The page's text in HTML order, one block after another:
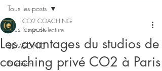
Tous les posts
SLIMSONIC
Nutrition
Tous les posts
Les avantages du studios de
coaching privé CO2 à Paris
CO2 COACHING
3 min de lecture